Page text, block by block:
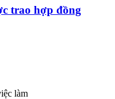
trao hợp đồng
làm